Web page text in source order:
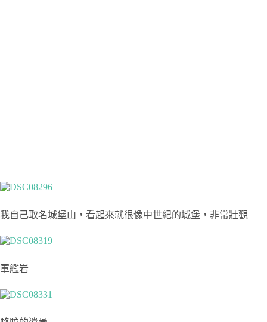
我自己取名城堡山，看起來就很像中世紀的城堡，非常壯觀
軍艦岩